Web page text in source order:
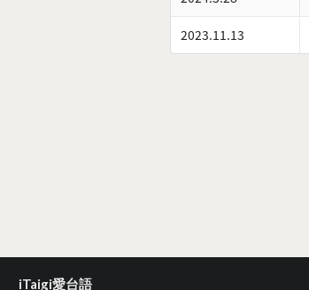
2023.11.13
iTaigi愛台語